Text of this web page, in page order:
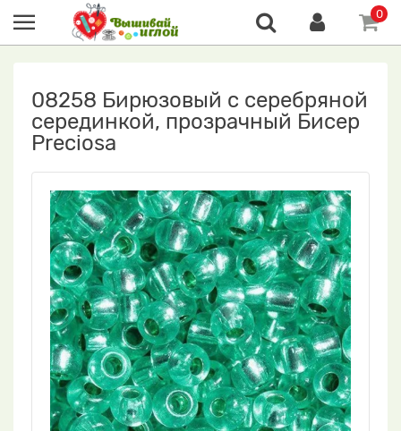
0
08258 Бирюзовый с серебряной
серединкой, прозрачный Бисер
Preciosa